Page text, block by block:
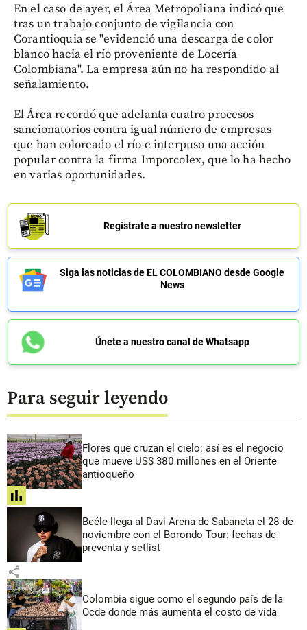
En el caso de ayer, el Área Metropoliana indicó que
tras un trabajo conjunto de vigilancia con
Corantioquia se "evidenció una descarga de color
blanco hacia el río proveniente de Locería
Colombiana". La empresa aún no ha respondido al
señalamiento.
El Área recordó que adelanta cuatro procesos
sancionatorios contra igual número de empresas
que han coloreado el río e interpuso una acción
popular contra la firma Imporcolex, que lo ha hecho
en varias oportunidades.
Regístrate a nuestro newsletter
Siga las noticias de EL COLOMBIANO desde Google
News
Únete a nuestro canal de Whatsapp
Para seguir leyendo
Flores que cruzan el cielo: así es el negocio
que mueve US$ 380 millones en el Oriente
antioqueño
share
Beéle llega al Davi Arena de Sabaneta el 28 de
noviembre con el Borondo Tour: fechas de
preventa y setlist
share
Colombia sigue como el segundo país de la
Ocde donde más aumenta el costo de vida